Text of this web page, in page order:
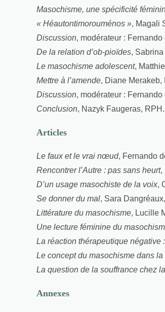
Masochisme, une spécificité
« Héautontimorouménos », Magali
Discussion, modérateur :
De la relation d’ob-pioïdes,
Le masochisme adolescent,
Mettre à l’amende, Diane Merakeb,
Discussion, modérateur :
Conclusion, Nazyk Faugeras, RPH.
Articles
Le faux et le vrai nœud, Fernando
Rencontrer l’Autre : pas sans heurt,
D’un usage masochiste de la voix,
Se donner du mal, Sara
Littérature du masochisme, Lucille
Une lecture féminine du
La réaction thérapeutique négative
Le concept du masochisme dans
La question de la souffrance chez
Annexes